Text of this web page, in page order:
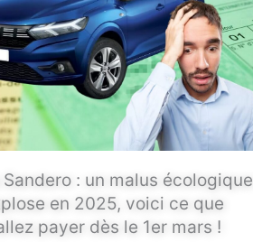
: un malus écologique
en 2025, voici ce que
payer dès le 1er mars !